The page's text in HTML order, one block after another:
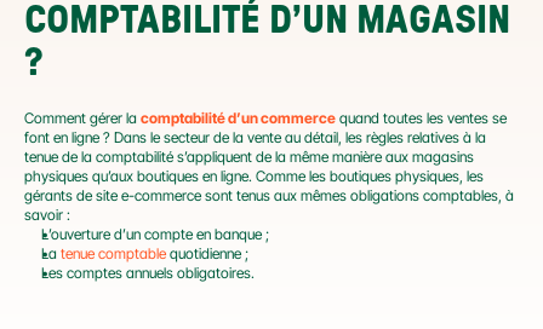
COMPTABILITÉ D’UN MAGASIN
?
Comment gérer la comptabilité d’un commerce quand toutes les ventes se
font en ligne ? Dans le secteur de la vente au détail, les règles relatives à la
tenue de la comptabilité s’appliquent de la même manière aux magasins
physiques qu’aux boutiques en ligne. Comme les boutiques physiques, les
gérants de site e-commerce sont tenus aux mêmes obligations comptables, à
savoir :
L’ouverture d’un compte en banque ;
La tenue comptable quotidienne ;
Les comptes annuels obligatoires.